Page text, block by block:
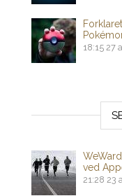
18:15 27
ved
21:28 23